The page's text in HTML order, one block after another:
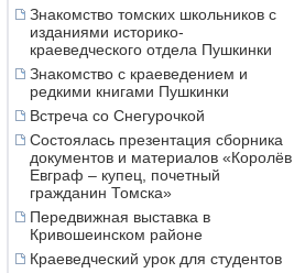
Знакомство томских школьников с
изданиями историко-
краеведческого отдела Пушкинки
Знакомство с краеведением и
редкими книгами Пушкинки
Встреча со Снегурочкой
Состоялась презентация сборника
документов и материалов «Королёв
Евграф – купец, почетный
гражданин Томска»
Передвижная выставка в
Кривошеинском районе
Краеведческий урок для студентов